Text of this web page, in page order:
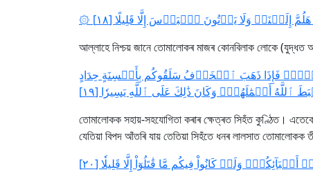
إِلَيۡنَاۖ وَلَا يَأۡتُونَ ٱلۡبَأۡسَ إِلَّا قَلِيلًا [١٨]
আল্লাহে নিশ্চয় জানে তোমালোকৰ মাজৰ কোনবিলাক লোকে (যুদ্ধত
فَإِذَا ذَهَبَ ٱلۡخَوۡفُ سَلَقُوكُم بِأَلۡسِنَةٍ حِدَادٍ
أَعۡمَٰلَهُمۡۚ وَكَانَ ذَٰلِكَ عَلَى ٱللَّهِ يَسِيرٗا [١٩]
তোমালোকক সহায়-সহযোগিতা কৰাৰ ক্ষেত্ৰত সিহঁত কুণ্ঠিত।
যেতিয়া বিপদ আঁতৰি যায় তেতিয়া সিহঁতে ধনৰ লালসাত
كَانُواْ فِيكُم مَّا قَٰتَلُوٓاْ إِلَّا قَلِيلٗا [٢٠]